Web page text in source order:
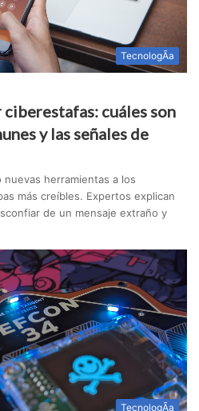
TecnologÃ­a
ciberestafas: cuáles son
y las señales de
herramientas a los
más creíbles. Expertos explican
de un mensaje extraño y
TecnologÃ­a